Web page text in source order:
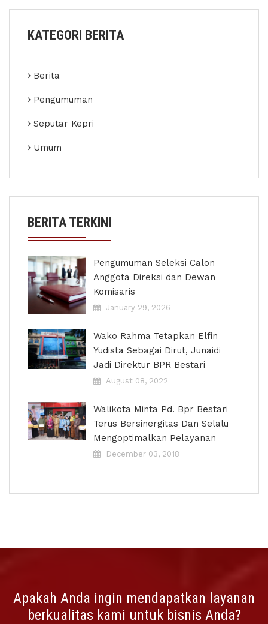
KATEGORI BERITA
Berita
Pengumuman
Seputar Kepri
Umum
BERITA TERKINI
Pengumuman Seleksi Calon
Anggota Direksi dan Dewan
Komisaris
January 29, 2026
Wako Rahma Tetapkan Elfin
Yudista Sebagai Dirut, Junaidi
Jadi Direktur BPR Bestari
August 08, 2022
Walikota Minta Pd. Bpr Bestari
Terus Bersinergitas Dan Selalu
Mengoptimalkan Pelayanan
December 03, 2018
Apakah Anda ingin mendapatkan layanan
berkualitas kami untuk bisnis Anda?